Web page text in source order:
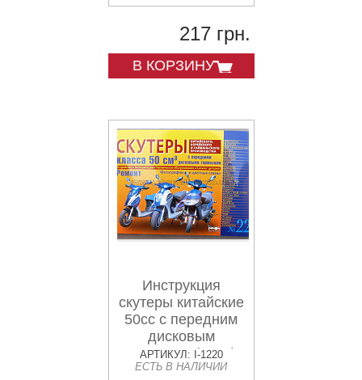
217 грн.
В КОРЗИНУ
Инструкция
скутеры китайские
50сс с передним
дисковым
тормозом (№22)
(223стр) VDK-2
АРТИКУЛ: I-1220
ЕСТЬ В НАЛИЧИИ